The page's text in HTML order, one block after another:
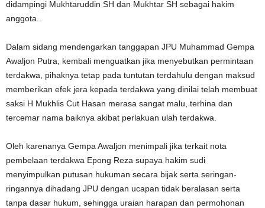
didampingi Mukhtaruddin SH dan Mukhtar SH sebagai hakim
anggota..
Dalam sidang mendengarkan tanggapan JPU Muhammad Gempa
Awaljon Putra, kembali menguatkan jika menyebutkan permintaan
terdakwa, pihaknya tetap pada tuntutan terdahulu dengan maksud
memberikan efek jera kepada terdakwa yang dinilai telah membuat
saksi H Mukhlis Cut Hasan merasa sangat malu, terhina dan
tercemar nama baiknya akibat perlakuan ulah terdakwa.
Oleh karenanya Gempa Awaljon menimpali jika terkait nota
pembelaan terdakwa Epong Reza supaya hakim sudi
menyimpulkan putusan hukuman secara bijak serta seringan-
ringannya dihadang JPU dengan ucapan tidak beralasan serta
tanpa dasar hukum, sehingga uraian harapan dan permohonan